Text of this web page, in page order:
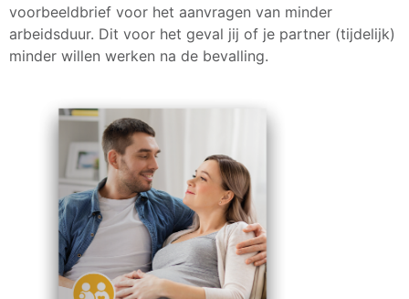
voorbeeldbrief voor het aanvragen van minder
arbeidsduur. Dit voor het geval jij of je partner (tijdelijk)
minder willen werken na de bevalling.